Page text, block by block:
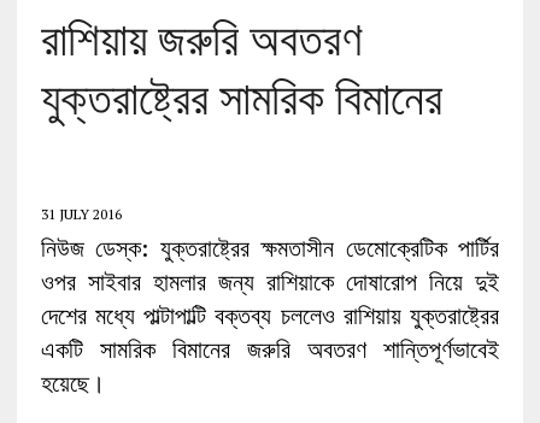
রাশিয়ায় জরুরি অবতরণ
যুক্তরাষ্ট্রের সামরিক বিমানের
31 JULY 2016
নিউজ ডেস্ক: যুক্তরাষ্ট্রের ক্ষমতাসীন ডেমোক্রেটিক পার্টির
ওপর সাইবার হামলার জন্য রাশিয়াকে দোষারোপ নিয়ে দুই
দেশের মধ্যে পাল্টাপাল্টি বক্তব্য চললেও রাশিয়ায় যুক্তরাষ্ট্রের
একটি সামরিক বিমানের জরুরি অবতরণ শান্তিপূর্ণভাবেই
হয়েছে।